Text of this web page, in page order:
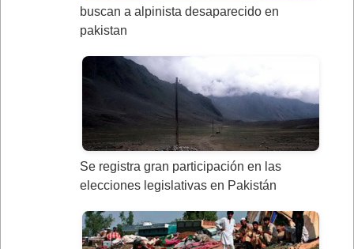
buscan a alpinista desaparecido en
pakistan
Se registra gran participación en las
elecciones legislativas en Pakistán